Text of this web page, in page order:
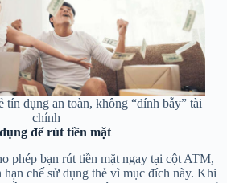
dụng an toàn, không “dính bẫy” tài
chính
để rút tiền mặt
phép bạn rút tiền mặt ngay tại cột ATM,
hạn chế sử dụng thẻ vì mục đích này. Khi